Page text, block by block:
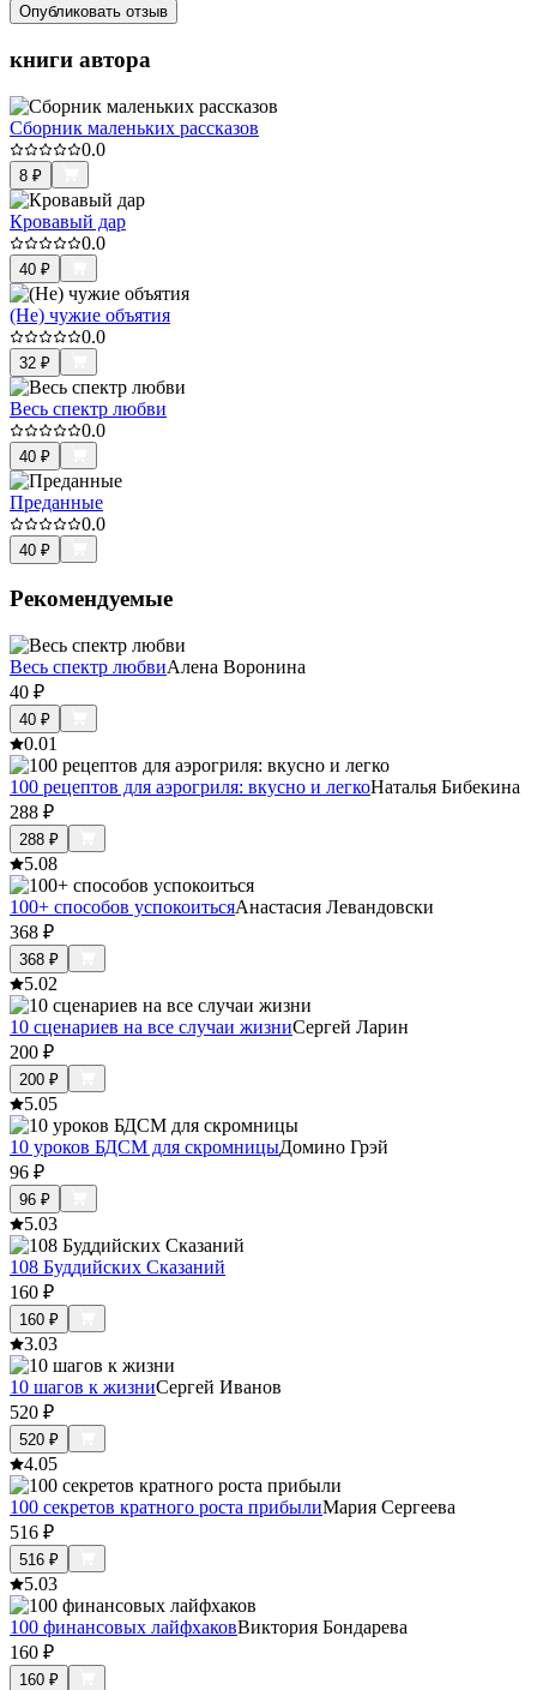
Опубликовать отзыв
книги автора
Сборник маленьких рассказов
0.0
8 ₽
Кровавый дар
0.0
40 ₽
(Не) чужие объятия
0.0
32 ₽
Весь спектр любви
0.0
40 ₽
Преданные
0.0
40 ₽
Рекомендуемые
Весь спектр любвиАлена Воронина
40 ₽
40 ₽
0.01
100 рецептов для аэрогриля: вкусно и легкоНаталья Бибекина
288 ₽
288 ₽
5.08
100+ способов успокоитьсяАнастасия Левандовски
368 ₽
368 ₽
5.02
10 сценариев на все случаи жизниСергей Ларин
200 ₽
200 ₽
5.05
10 уроков БДСМ для скромницыДомино Грэй
96 ₽
96 ₽
5.03
108 Буддийских Сказаний
160 ₽
160 ₽
3.03
10 шагов к жизниСергей Иванов
520 ₽
520 ₽
4.05
100 секретов кратного роста прибылиМария Сергеева
516 ₽
516 ₽
5.03
100 финансовых лайфхаковВиктория Бондарева
160 ₽
160 ₽